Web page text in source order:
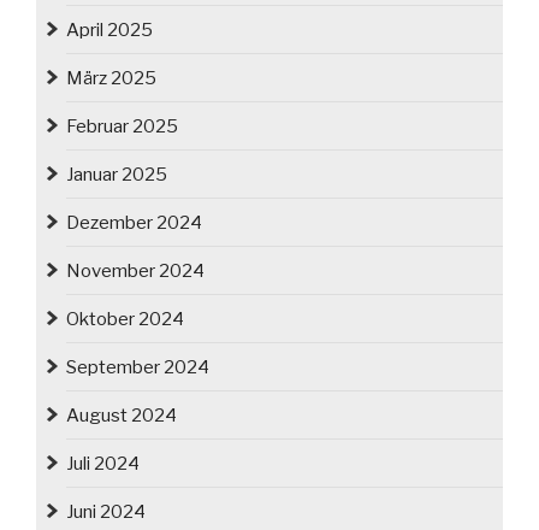
April 2025
März 2025
Februar 2025
Januar 2025
Dezember 2024
November 2024
Oktober 2024
September 2024
August 2024
Juli 2024
Juni 2024